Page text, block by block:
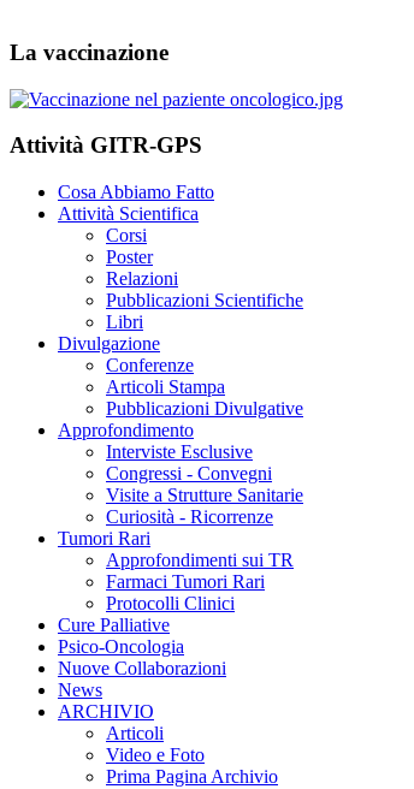
La vaccinazione
Attività GITR-GPS
Cosa Abbiamo Fatto
Attività Scientifica
Corsi
Poster
Relazioni
Pubblicazioni Scientifiche
Libri
Divulgazione
Conferenze
Articoli Stampa
Pubblicazioni Divulgative
Approfondimento
Interviste Esclusive
Congressi - Convegni
Visite a Strutture Sanitarie
Curiosità - Ricorrenze
Tumori Rari
Approfondimenti sui TR
Farmaci Tumori Rari
Protocolli Clinici
Cure Palliative
Psico-Oncologia
Nuove Collaborazioni
News
ARCHIVIO
Articoli
Video e Foto
Prima Pagina Archivio